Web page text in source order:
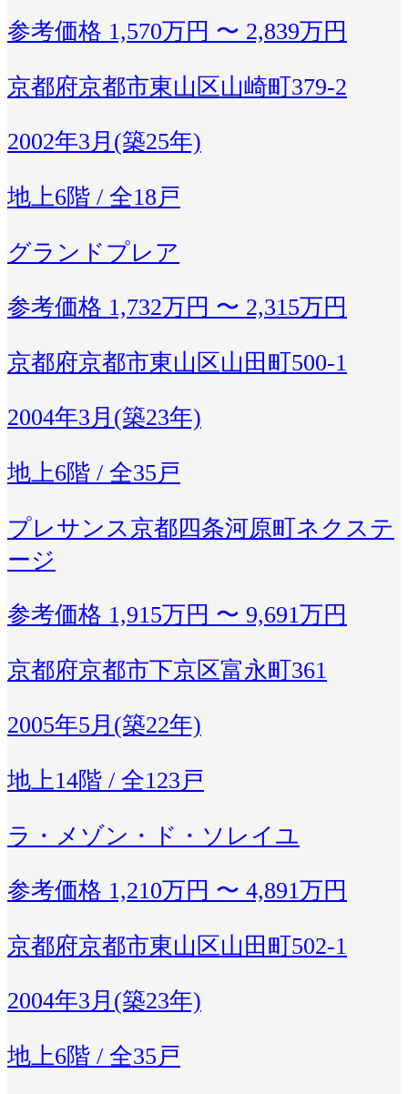
参考価格 1,570万円 〜 2,839万円
京都府京都市東山区山崎町379-2
2002年3月(築25年)
地上6階 / 全18戸
グランドプレア
参考価格 1,732万円 〜 2,315万円
京都府京都市東山区山田町500-1
2004年3月(築23年)
地上6階 / 全35戸
プレサンス京都四条河原町ネクステ
ージ
参考価格 1,915万円 〜 9,691万円
京都府京都市下京区富永町361
2005年5月(築22年)
地上14階 / 全123戸
ラ・メゾン・ド・ソレイユ
参考価格 1,210万円 〜 4,891万円
京都府京都市東山区山田町502-1
2004年3月(築23年)
地上6階 / 全35戸